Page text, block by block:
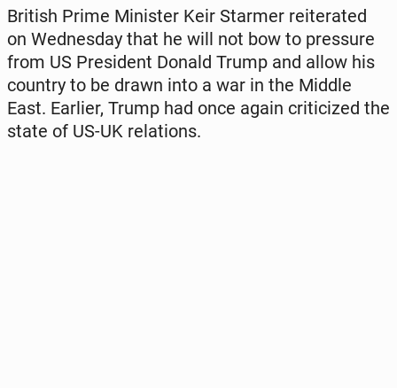
British Prime Min­is­ter Keir Starmer re­it­er­at­ed
on Wednes­day that he will not bow to pres­sure
from US Pres­i­dent Donald Trump and allow his
country to be drawn into a war in the Middle
East. Earlier, Trump had once again crit­i­cized the
state of US-UK re­la­tions.